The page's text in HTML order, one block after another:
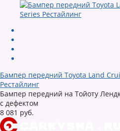
Бампер передний Toyota Land
Рестайлинг
Бампер передний на Тойоту
с дефектом
8 081 руб.